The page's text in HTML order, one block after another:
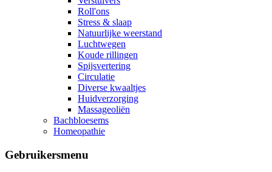
Roll'ons
Stress & slaap
Natuurlijke weerstand
Luchtwegen
Koude rillingen
Spijsvertering
Circulatie
Diverse kwaaltjes
Huidverzorging
Massageoliën
Bachbloesems
Homeopathie
Gebruikersmenu